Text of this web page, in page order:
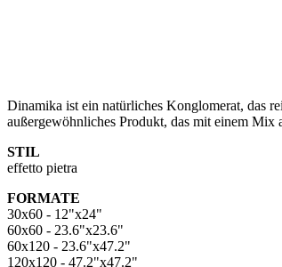
Dinamika ist ein natürliches Konglomerat, das
außergewöhnliches Produkt, das mit einem Mix
STIL
effetto pietra
FORMATE
30x60 - 12"x24"
60x60 - 23.6"x23.6"
60x120 - 23.6"x47.2"
120x120 - 47.2"x47.2"